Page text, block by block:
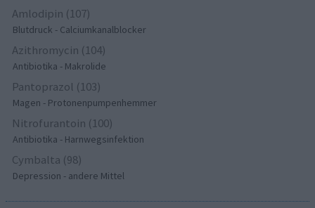
Amlodipin (107)
Blutdruck - Calciumkanalblocker
Azithromycin (104)
Antibiotika - Makrolide
Pantoprazol (103)
Magen - Protonenpumpenhemmer
Nitrofurantoin (100)
Antibiotika - Harnwegsinfektion
Cymbalta (98)
Depression - andere Mittel